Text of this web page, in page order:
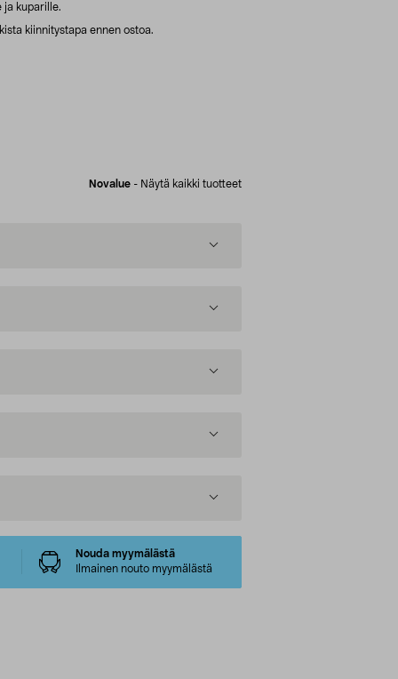
ja kuparille.
kiinnitystapa ennen ostoa.
Novalue - Näytä kaikki tuotteet
Nouda myymälästä
Ilmainen nouto myymälästä